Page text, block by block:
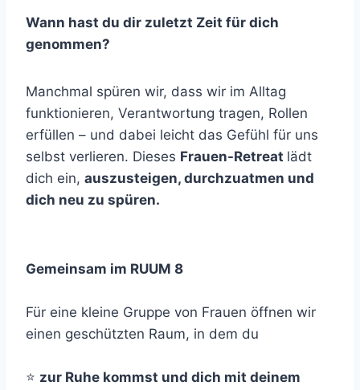
Wann hast du dir zuletzt Zeit für dich
genommen?
Manchmal spüren wir, dass wir im Alltag
funktionieren, Verantwortung tragen, Rollen
erfüllen – und dabei leicht das Gefühl für uns
selbst verlieren. Dieses Frauen-Retreat lädt
dich ein, auszusteigen, durchzuatmen und
dich neu zu spüren.
Gemeinsam im RUUM 8
Für eine kleine Gruppe von Frauen öffnen wir
einen geschützten Raum, in dem du
⭐ zur Ruhe kommst und dich mit deinem